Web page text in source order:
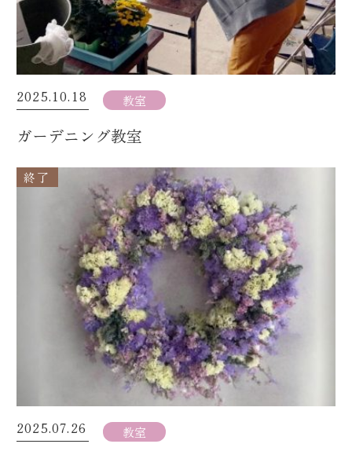
2025.10.18 教室
ガーデニング教室
終了
2025.07.26 教室